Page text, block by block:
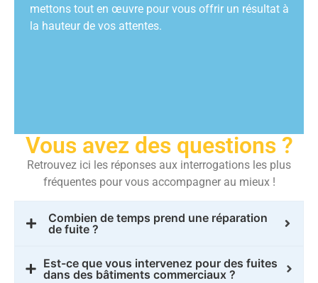
mettons tout en œuvre pour vous offrir un résultat à
la hauteur de vos attentes.
Vous avez des questions ?
Retrouvez ici les réponses aux interrogations les plus
fréquentes pour vous accompagner au mieux !
Combien de temps prend une réparation
de fuite ?
Est-ce que vous intervenez pour des fuites
dans des bâtiments commerciaux ?